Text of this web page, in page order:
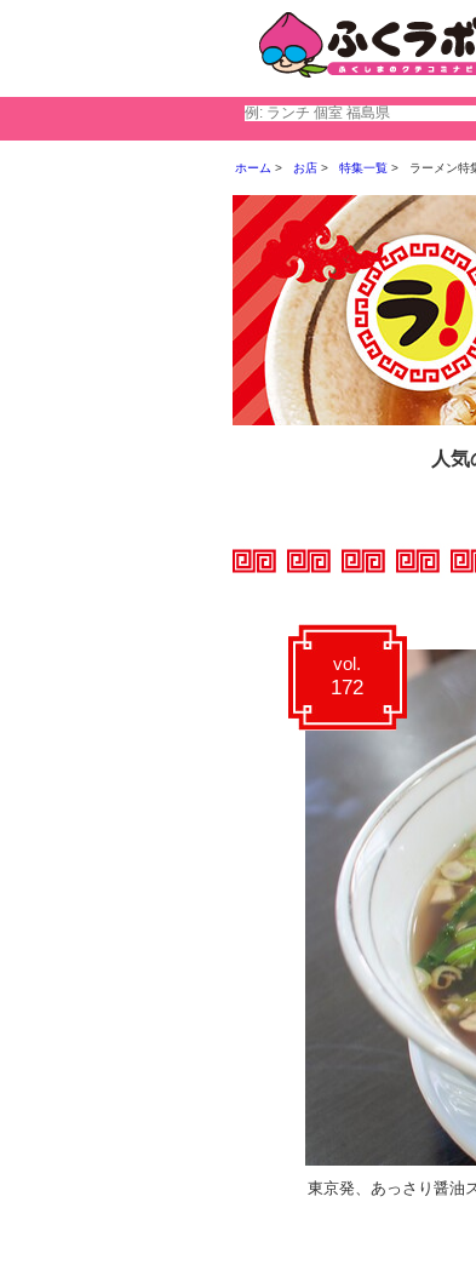
ホーム お店 特集一覧 ラーメン特
人
vol.
172
東京発、あっさり醤油